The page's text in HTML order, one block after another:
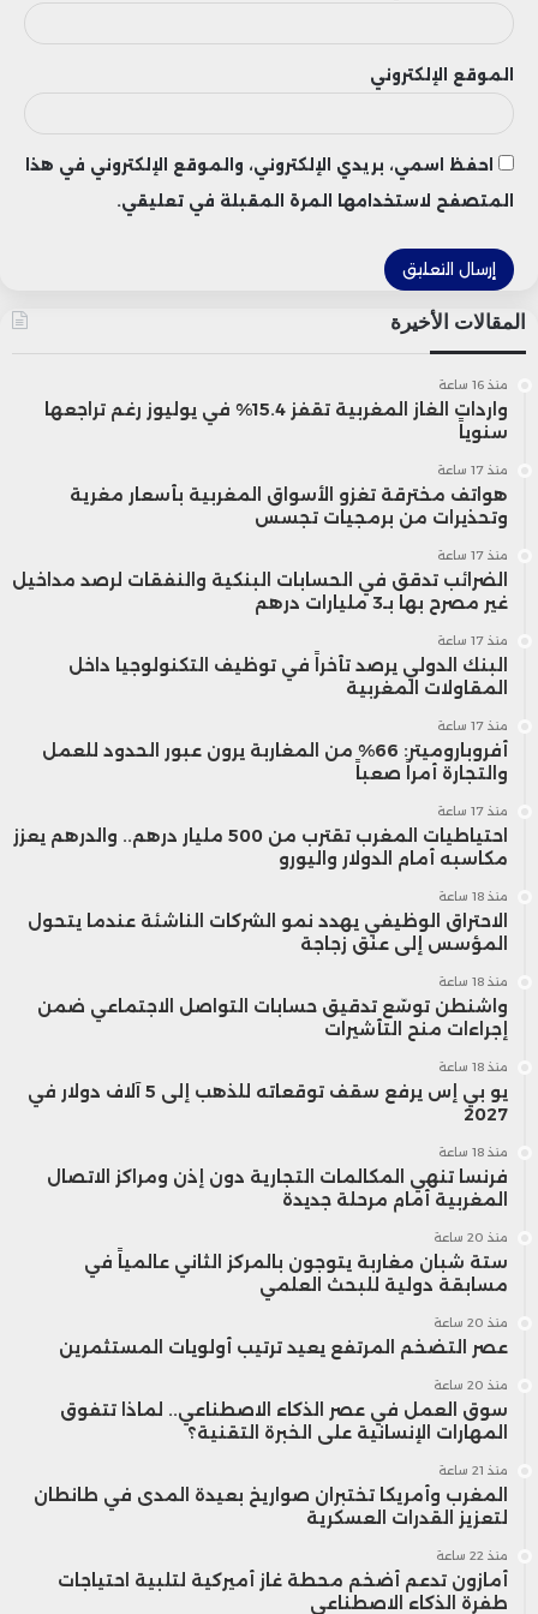
الموقع الإلكتروني
احفظ اسمي، بريدي الإلكتروني، والموقع الإلكتروني في هذا
المتصفح لاستخدامها المرة المقبلة في تعليقي.
المقالات الأخيرة
منذ 16 ساعة
واردات الغاز المغربية تقفز 15.4% في يوليوز رغم تراجعها
سنوياً
منذ 17 ساعة
هواتف مخترقة تغزو الأسواق المغربية بأسعار مغرية
وتحذيرات من برمجيات تجسس
منذ 17 ساعة
الضرائب تدقق في الحسابات البنكية والنفقات لرصد مداخيل
غير مصرح بها بـ3 مليارات درهم
منذ 17 ساعة
البنك الدولي يرصد تأخراً في توظيف التكنولوجيا داخل
المقاولات المغربية
منذ 17 ساعة
أفروباروميتر: 66% من المغاربة يرون عبور الحدود للعمل
والتجارة أمراً صعباً
منذ 17 ساعة
احتياطيات المغرب تقترب من 500 مليار درهم.. والدرهم يعزز
مكاسبه أمام الدولار واليورو
منذ 18 ساعة
الاحتراق الوظيفي يهدد نمو الشركات الناشئة عندما يتحول
المؤسس إلى عنق زجاجة
منذ 18 ساعة
واشنطن توسّع تدقيق حسابات التواصل الاجتماعي ضمن
إجراءات منح التأشيرات
منذ 18 ساعة
يو بي إس يرفع سقف توقعاته للذهب إلى 5 آلاف دولار في
2027
منذ 18 ساعة
فرنسا تنهي المكالمات التجارية دون إذن ومراكز الاتصال
المغربية أمام مرحلة جديدة
منذ 20 ساعة
ستة شبان مغاربة يتوجون بالمركز الثاني عالمياً في
مسابقة دولية للبحث العلمي
منذ 20 ساعة
عصر التضخم المرتفع يعيد ترتيب أولويات المستثمرين
منذ 20 ساعة
سوق العمل في عصر الذكاء الاصطناعي.. لماذا تتفوق
المهارات الإنسانية على الخبرة التقنية؟
منذ 21 ساعة
المغرب وأمريكا تختبران صواريخ بعيدة المدى في طانطان
لتعزيز القدرات العسكرية
منذ 22 ساعة
أمازون تدعم أضخم محطة غاز أميركية لتلبية احتياجات
طفرة الذكاء الاصطناعي